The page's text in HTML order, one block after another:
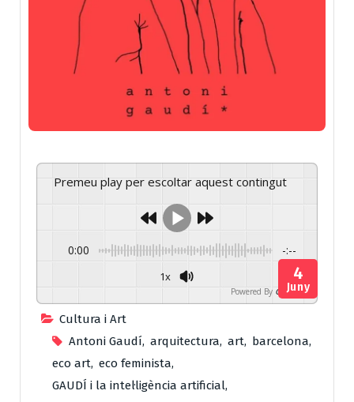
Premeu play per escoltar aquest contingut
0:00 -:--
1x
Powered By GSpeech
Cultura i Art
Antoni Gaudí, arquitectura, art, barcelona,
eco art, eco feminista,
GAUDÍ i la intel·ligència artificial,
4
Juny